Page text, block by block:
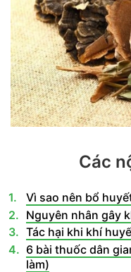
Các
Vì sao nên bổ
Nguyên nhân gây
Tác hại khi khí
6 bài thuốc dân
làm)